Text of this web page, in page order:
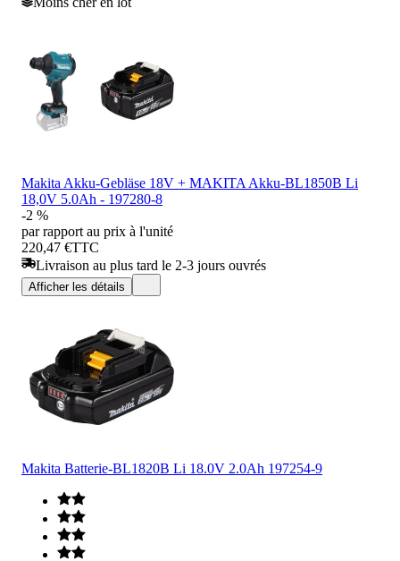
Makita Akku-Gebläse 18V + MAKITA Akku-BL1850B Li
18,0V 5.0Ah - 197280-8
-2 %
par rapport au prix à l'unité
220,47 €TTC
Livraison au plus tard le 2-3 jours ouvrés
Afficher les détails
Makita Batterie-BL1820B Li 18.0V 2.0Ah 197254-9